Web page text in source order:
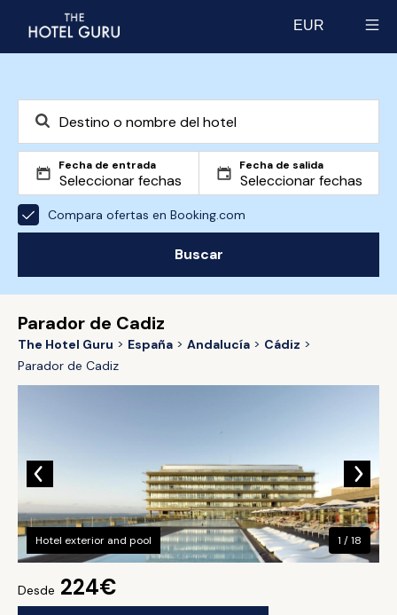
EUR
Fecha de entrada Fecha de salida
Compara ofertas en Booking.com
Buscar
Parador de Cadiz
The Hotel Guru España Andalucía
Cádiz
Parador de Cadiz
Desde 224€
Hotel exterior and pool 1 / 18